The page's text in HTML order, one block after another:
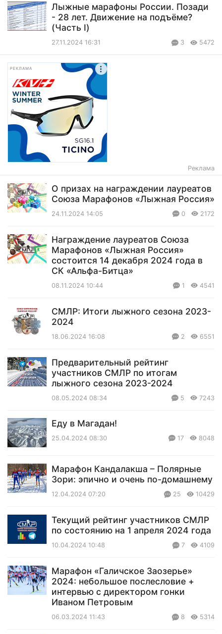
Лыжные марафоны России. Позади
- 28 лет. Движение на подъёме?
(Часть I)
27.11.2024 16:31 3 5472
РЕКЛАМА
Реклама
О призах на награждении лауреатов
Союза Марафонов «Лыжная Россия»
24.11.2024 14:05 0 2172
Награждение лауреатов Союза
Марафонов «Лыжная Россия»
состоится 14 декабря 2024 года в
СК «Альфа-Битца»
08.11.2024 10:44 1 4541
СМЛР: Итоги лыжного сезона 2023-
2024
18.06.2024 16:08 2 6551
Предварительный рейтинг
участников СМЛР по итогам
лыжного сезона 2023-2024
08.05.2024 08:34 5 7243
Еду в Магадан!
25.04.2024 08:30 17 8048
Марафон Кандалакша – Полярные
Зори: эпично и очень по-домашнему
12.04.2024 07:20 25 10429
Текущий рейтинг участников СМЛР
по состоянию на 1 апреля 2024 года
10.04.2024 10:48 7 4109
Марафон «Галичское Заозерье»
2024: небольшое послесловие +
интервью с директором гонки
Иваном Петровым
06.03.2024 11:43 8 5314